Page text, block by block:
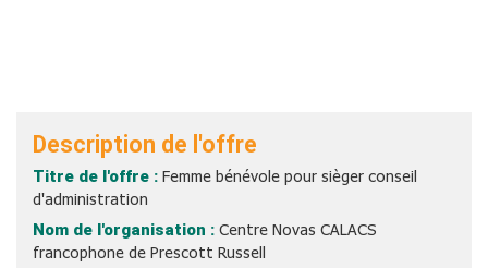
Description de l'offre
Titre de l'offre : Femme bénévole pour sièger conseil
d'administration
Nom de l'organisation : Centre Novas CALACS
francophone de Prescott Russell